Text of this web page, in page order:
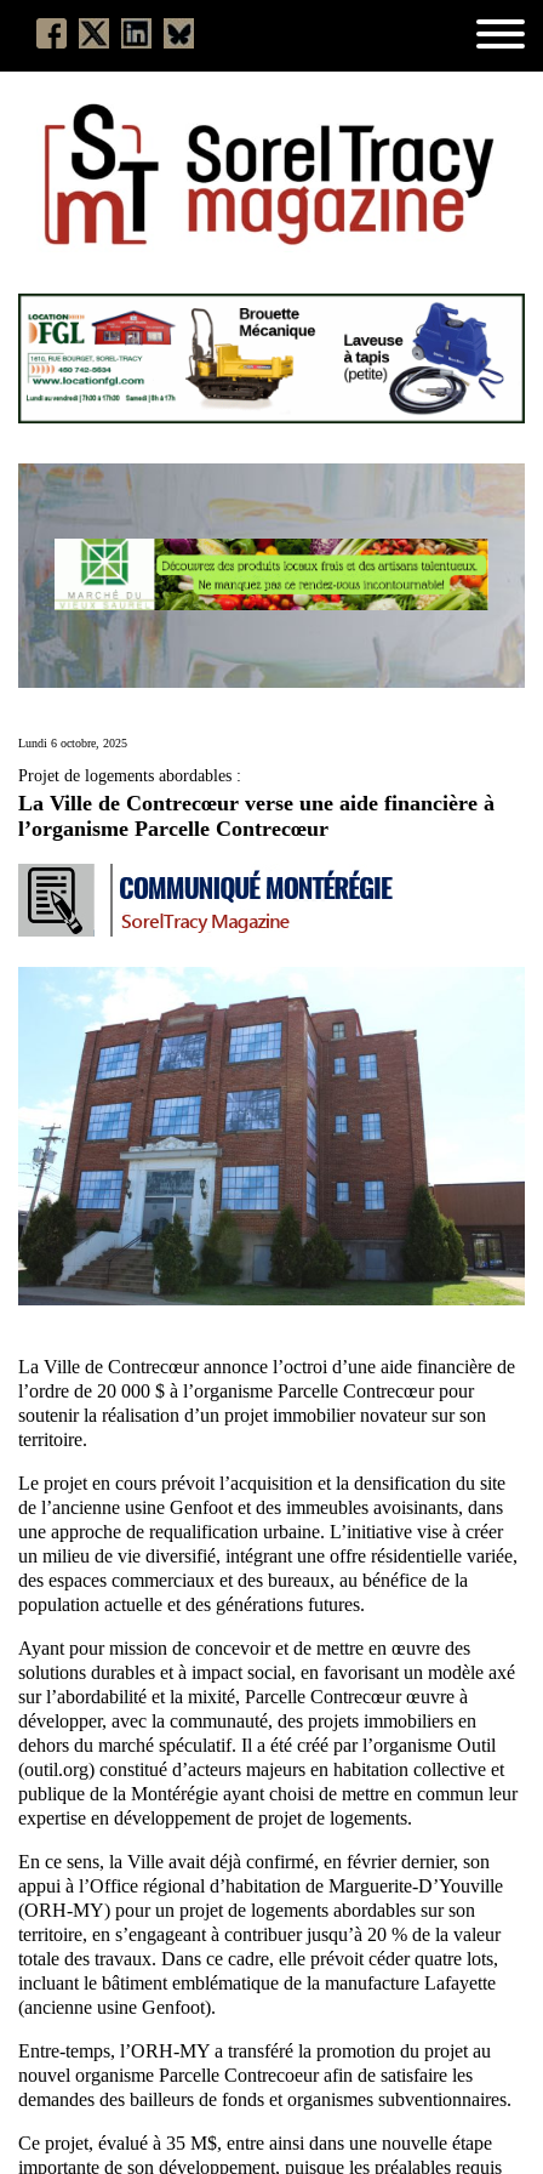
Lundi 6 octobre, 2025
Projet de logements abordables :
La Ville de Contrecœur verse une aide financière à
l’organisme Parcelle Contrecœur
La Ville de Contrecœur annonce l’octroi d’une aide financière de
l’ordre de 20 000 $ à l’organisme Parcelle Contrecœur pour
soutenir la réalisation d’un projet immobilier novateur sur son
territoire.
Le projet en cours prévoit l’acquisition et la densification du site
de l’ancienne usine Genfoot et des immeubles avoisinants, dans
une approche de requalification urbaine. L’initiative vise à créer
un milieu de vie diversifié, intégrant une offre résidentielle variée,
des espaces commerciaux et des bureaux, au bénéfice de la
population actuelle et des générations futures.
Ayant pour mission de concevoir et de mettre en œuvre des
solutions durables et à impact social, en favorisant un modèle axé
sur l’abordabilité et la mixité, Parcelle Contrecœur œuvre à
développer, avec la communauté, des projets immobiliers en
dehors du marché spéculatif. Il a été créé par l’organisme Outil
(outil.org) constitué d’acteurs majeurs en habitation collective et
publique de la Montérégie ayant choisi de mettre en commun leur
expertise en développement de projet de logements.
En ce sens, la Ville avait déjà confirmé, en février dernier, son
appui à l’Office régional d’habitation de Marguerite-D’Youville
(ORH-MY) pour un projet de logements abordables sur son
territoire, en s’engageant à contribuer jusqu’à 20 % de la valeur
totale des travaux. Dans ce cadre, elle prévoit céder quatre lots,
incluant le bâtiment emblématique de la manufacture Lafayette
(ancienne usine Genfoot).
Entre-temps, l’ORH-MY a transféré la promotion du projet au
nouvel organisme Parcelle Contrecoeur afin de satisfaire les
demandes des bailleurs de fonds et organismes subventionnaires.
Ce projet, évalué à 35 M$, entre ainsi dans une nouvelle étape
importante de son développement, puisque les préalables requis